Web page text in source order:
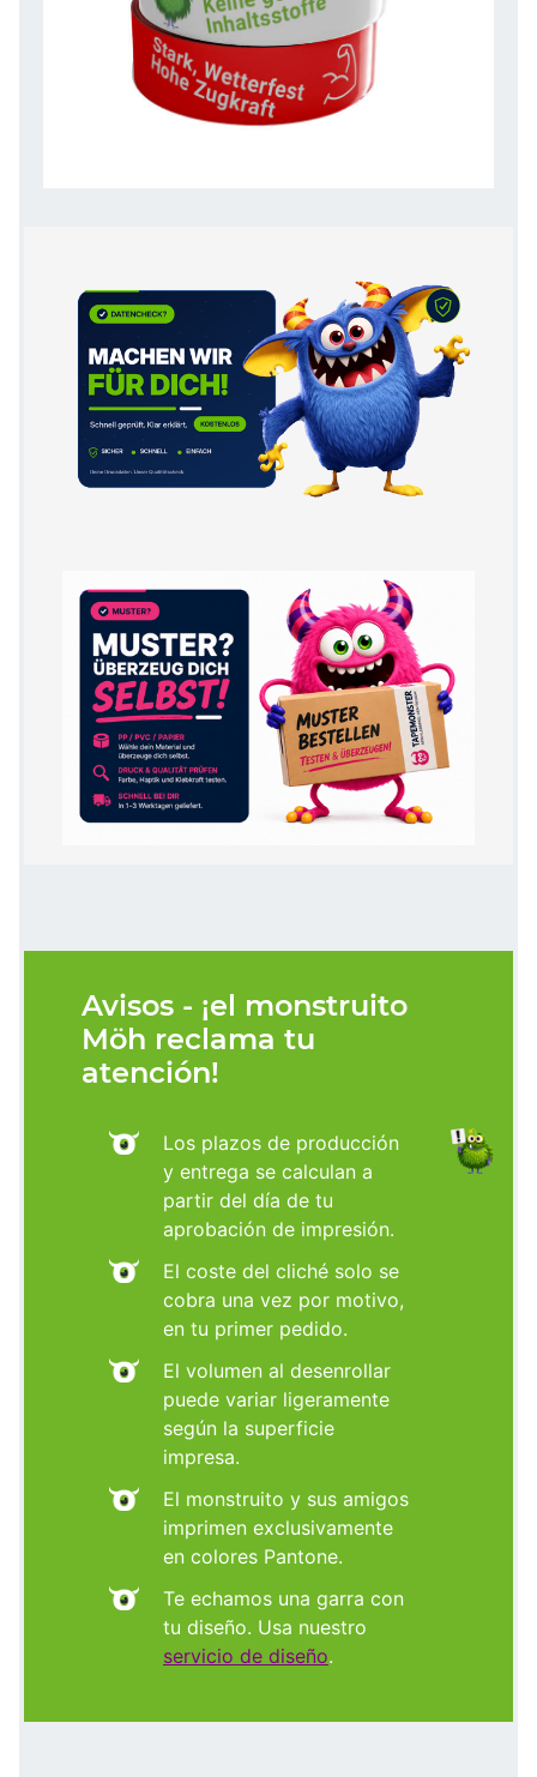
Avisos - ¡el monstruito
Möh reclama tu
atención!
Los plazos de producción
y entrega se calculan a
partir del día de tu
aprobación de impresión.
El coste del cliché solo se
cobra una vez por motivo,
en tu primer pedido.
El volumen al desenrollar
puede variar ligeramente
según la superficie
impresa.
El monstruito y sus amigos
imprimen exclusivamente
en colores Pantone.
Te echamos una garra con
tu diseño. Usa nuestro
servicio de diseño.